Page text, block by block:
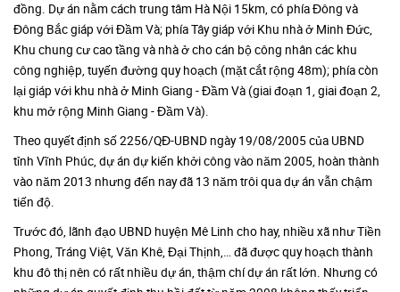
đồng. Dự án nằm cách trung tâm Hà Nội 15km, có phía Đông và
Đông Bắc giáp với Đầm Và; phía Tây giáp với Khu nhà ở Minh Đức,
Khu chung cư cao tầng và nhà ở cho cán bộ công nhân các khu
công nghiệp, tuyến đường quy hoạch (mặt cắt rộng 48m); phía còn
lại giáp với khu nhà ở Minh Giang - Đầm Và (giai đoạn 1, giai đoạn 2,
khu mở rộng Minh Giang - Đầm Và).
Theo quyết định số 2256/QĐ-UBND ngày 19/08/2005 của UBND
tỉnh Vĩnh Phúc, dự án dự kiến khởi công vào năm 2005, hoàn thành
vào năm 2013 nhưng đến nay đã 13 năm trôi qua dự án vẫn chậm
tiến độ.
Trước đó, lãnh đạo UBND huyện Mê Linh cho hay, nhiều xã như Tiền
Phong, Tráng Việt, Văn Khê, Đại Thịnh,… đã được quy hoạch thành
khu đô thị nên có rất nhiều dự án, thậm chí dự án rất lớn. Nhưng có